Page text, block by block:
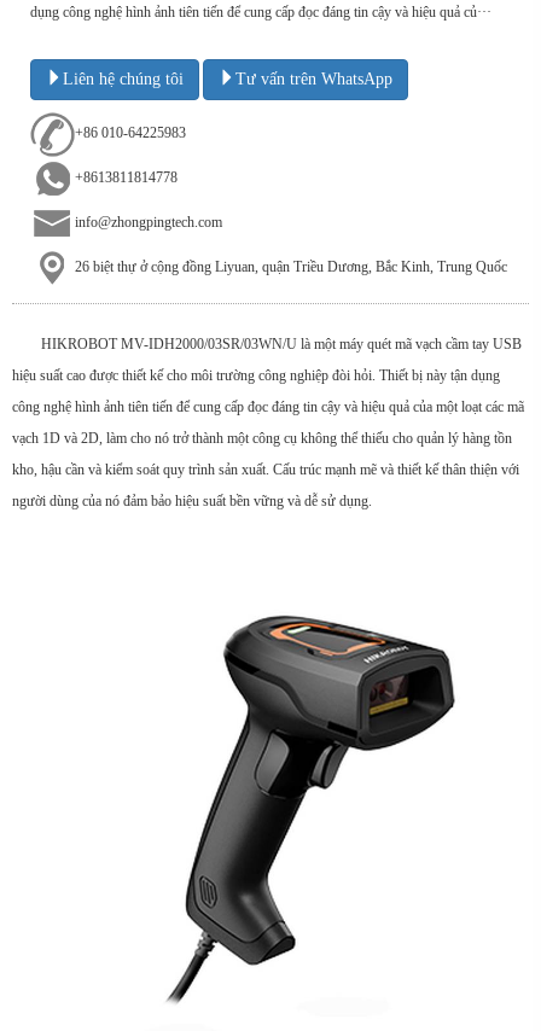
dụng công nghệ hình ảnh tiên tiến để cung cấp đọc đáng tin cậy và hiệu quả củ···
Liên hệ chúng tôi Tư vấn trên WhatsApp
+86 010-64225983
+8613811814778
info@zhongpingtech.com
26 biệt thự ở cộng đồng Liyuan, quận Triều Dương, Bắc Kinh, Trung Quốc
HIKROBOT MV-IDH2000/03SR/03WN/U là một máy quét mã vạch cầm tay USB
hiệu suất cao được thiết kế cho môi trường công nghiệp đòi hỏi. Thiết bị này tận dụng
công nghệ hình ảnh tiên tiến để cung cấp đọc đáng tin cậy và hiệu quả của một loạt các mã
vạch 1D và 2D, làm cho nó trở thành một công cụ không thể thiếu cho quản lý hàng tồn
kho, hậu cần và kiểm soát quy trình sản xuất. Cấu trúc mạnh mẽ và thiết kế thân thiện với
người dùng của nó đảm bảo hiệu suất bền vững và dễ sử dụng.